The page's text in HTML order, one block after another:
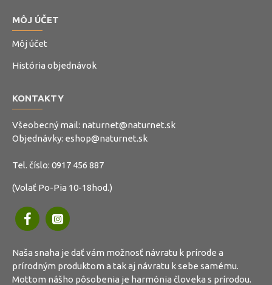
MÔJ ÚČET
Môj účet
História objednávok
KONTAKTY
Všeobecný mail: naturnet@naturnet.sk
Objednávky: eshop@naturnet.sk
Tel. číslo: 0917 456 887
(Volať Po-Pia 10-18hod.)
Naša snaha je dať vám možnosť návratu k prírode a
prírodným produktom a tak aj návratu k sebe samému.
Mottom nášho pôsobenia je harmónia človeka s prírodou.